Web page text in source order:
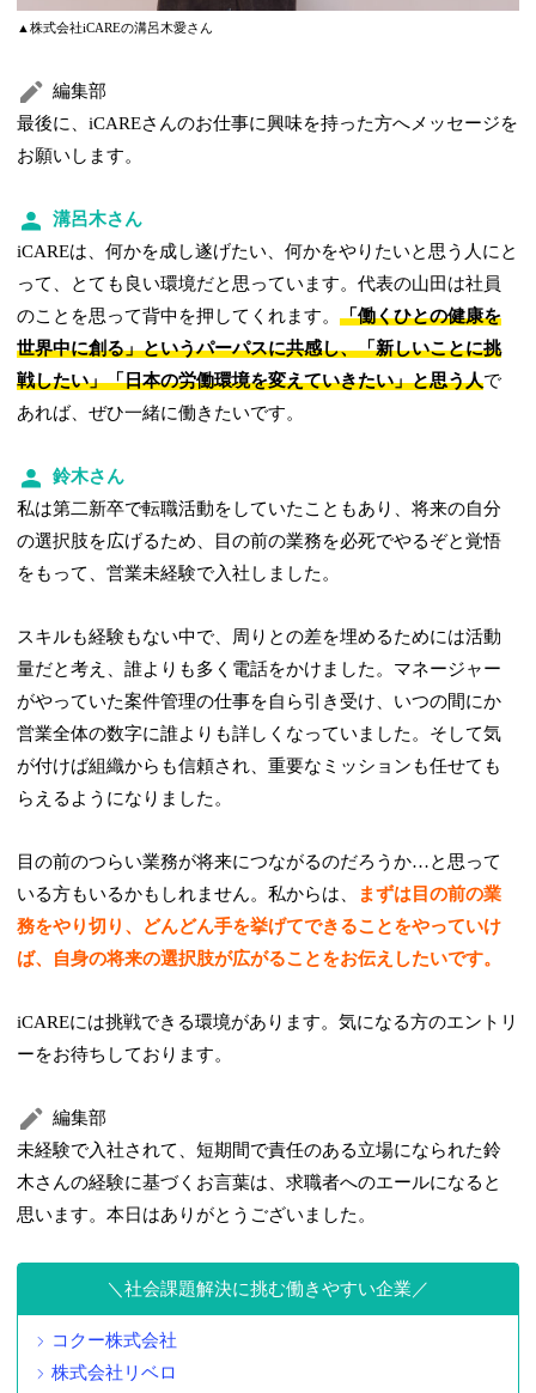
▲株式会社iCAREの溝呂木愛さん
編集部
最後に、iCAREさんのお仕事に興味を持った方へメッセージを
お願いします。
溝呂木さん
iCAREは、何かを成し遂げたい、何かをやりたいと思う人にと
って、とても良い環境だと思っています。代表の山田は社員
のことを思って背中を押してくれます。「働くひとの健康を
世界中に創る」というパーパスに共感し、「新しいことに挑
戦したい」「日本の労働環境を変えていきたい」と思う人で
あれば、ぜひ一緒に働きたいです。
鈴木さん
私は第二新卒で転職活動をしていたこともあり、将来の自分
の選択肢を広げるため、目の前の業務を必死でやるぞと覚悟
をもって、営業未経験で入社しました。
スキルも経験もない中で、周りとの差を埋めるためには活動
量だと考え、誰よりも多く電話をかけました。マネージャー
がやっていた案件管理の仕事を自ら引き受け、いつの間にか
営業全体の数字に誰よりも詳しくなっていました。そして気
が付けば組織からも信頼され、重要なミッションも任せても
らえるようになりました。
目の前のつらい業務が将来につながるのだろうか…と思って
いる方もいるかもしれません。私からは、
まずは目の前の業
務をやり切り、どんどん手を挙げてできることをやっていけ
ば、自身の将来の選択肢が広がることをお伝えしたいです。
iCAREには挑戦できる環境があります。気になる方のエントリ
ーをお待ちしております。
編集部
未経験で入社されて、短期間で責任のある立場になられた鈴
木さんの経験に基づくお言葉は、求職者へのエールになると
思います。本日はありがとうございました。
社会課題解決に挑む働きやすい企業
コクー株式会社
株式会社リベロ